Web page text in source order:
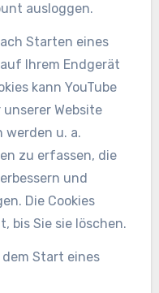
ausloggen.
Starten eines
Ihrem Endgerät
kann YouTube
Website
werden u. a.
zu erfassen, die
und
Die Cookies
bis Sie sie löschen.
Start eines